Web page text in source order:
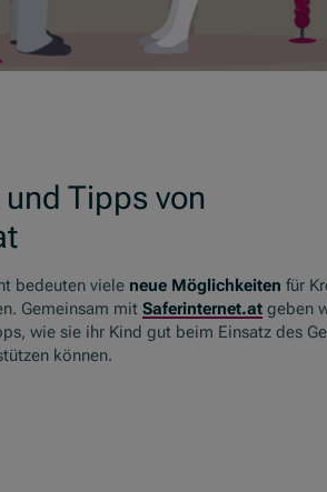
Tipps von
bedeuten viele neue Möglichkeiten für
Gemeinsam mit Saferinternet.at geben
wie sie ihr Kind gut beim Einsatz des
können.